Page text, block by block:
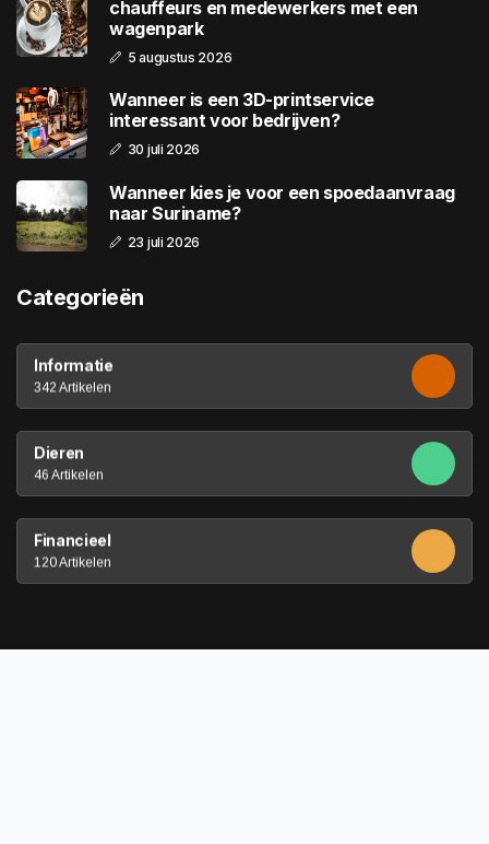
chauffeurs en medewerkers met een
wagenpark
5 augustus 2026
Wanneer is een 3D-printservice
interessant voor bedrijven?
30 juli 2026
Wanneer kies je voor een spoedaanvraag
naar Suriname?
23 juli 2026
Categorieën
Informatie
342 Artikelen
Dieren
46 Artikelen
Financieel
120 Artikelen